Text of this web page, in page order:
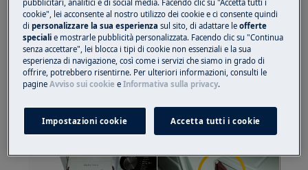
Come smontare e montare il cassetto del
detersivo:
Aprire il cassetto del detersivo. Il fermo (indicato
con il nome “PUSH”) sarà visibile sul lato
sinistro.
pubblicitari, analitici e di social media. Facendo clic su "Accetta tutti i
cookie", lei acconsente al nostro utilizzo dei cookie e ci consente quindi
dipersonalizzare la sua esperienza sul sito, di adattare leofferte
speciali e mostrarle pubblicità personalizzata. Facendo clic su "Continua
senza accettare", lei blocca i tipi di cookie non essenziali e la sua
esperienza di navigazione, così come i servizi che siamo in grado di
offrire, potrebbero risentirne. Per ulteriori informazioni, consulti le
pagineAvviso sui cookie eInformativa sulla privacy.
Impostazioni cookie Accetta tutti i cookie